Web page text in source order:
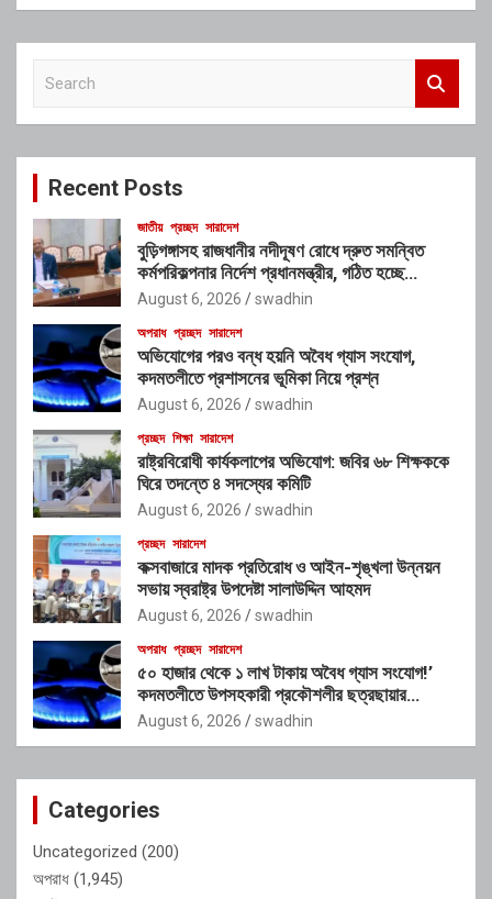
c
Recent Posts
জাতীয় প্রচ্ছদ সারাদেশ
বুড়িগঙ্গাসহ রাজধানীর নদীদূষণ রোধে দ্রুত সমন্বিত
কর্মপরিকল্পনার নির্দেশ প্রধানমন্ত্রীর, গঠিত হচ্ছে
আন্তঃসংস্থা সমন্বয় কমিটি
August 6, 2026 swadhin
অপরাধ প্রচ্ছদ সারাদেশ
অভিযোগের পরও বন্ধ হয়নি অবৈধ গ্যাস সংযোগ,
কদমতলীতে প্রশাসনের ভূমিকা নিয়ে প্রশ্ন
August 6, 2026 swadhin
প্রচ্ছদ শিক্ষা সারাদেশ
রাষ্ট্রবিরোধী কার্যকলাপের অভিযোগ: জবির ৬৮ শিক্ষককে
ঘিরে তদন্তে ৪ সদস্যের কমিটি
August 6, 2026 swadhin
প্রচ্ছদ সারাদেশ
কক্সবাজারে মাদক প্রতিরোধ ও আইন-শৃঙ্খলা উন্নয়ন
সভায় স্বরাষ্ট্র উপদেষ্টা সালাউদ্দিন আহমদ
August 6, 2026 swadhin
অপরাধ প্রচ্ছদ সারাদেশ
৫০ হাজার থেকে ১ লাখ টাকায় অবৈধ গ্যাস সংযোগ!’
কদমতলীতে উপসহকারী প্রকৌশলীর ছত্রছায়ার
অভিযোগ
August 6, 2026 swadhin
Categories
Uncategorized (200)
অপরাধ (1,945)